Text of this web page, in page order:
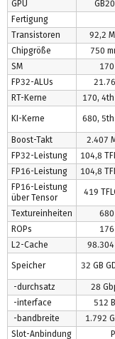
GPU
Fertigung
Transistoren
92,2
Chipgröße
750
SM
170
FP32-ALUs
RT-Kerne
170, 4th
KI-Kerne 680, 5th
Boost-Takt 2.407
FP32-Leistung
104,8
FP16-Leistung
104,8
FP16-Leistung
über Tensor
419
Textureinheiten 680
ROPs
176
L2-Cache
98.304
Speicher 32 GB
-durchsatz 28
-interface
512
-bandbreite
1.792
Slot-Anbindung